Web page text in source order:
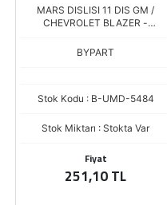
MARS DISLISI 11 DIS GM /
CHEVROLET BLAZER -
ESCALADE
BYPART
Stok Kodu : B-UMD-5484
Stok Miktarı : Stokta Var
Fiyat
251,10 TL